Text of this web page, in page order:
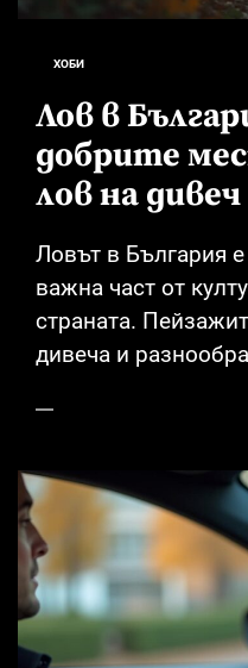
ХОБИ
Лов в
добрите
лов на дивеч
Ловът в България
важна част от
страната.
дивеча и